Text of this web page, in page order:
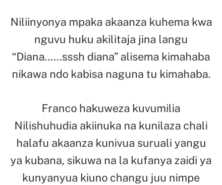
Niliinyonya mpaka akaanza kuhema kwa
nguvu huku akilitaja jina langu
“Diana……sssh diana” alisema kimahaba
nikawa ndo kabisa naguna tu kimahaba.
Franco hakuweza kuvumilia
Nilishuhudia akiinuka na kunilaza chali
halafu akaanza kunivua suruali yangu
ya kubana, sikuwa na la kufanya zaidi ya
kunyanyua kiuno changu juu nimpe